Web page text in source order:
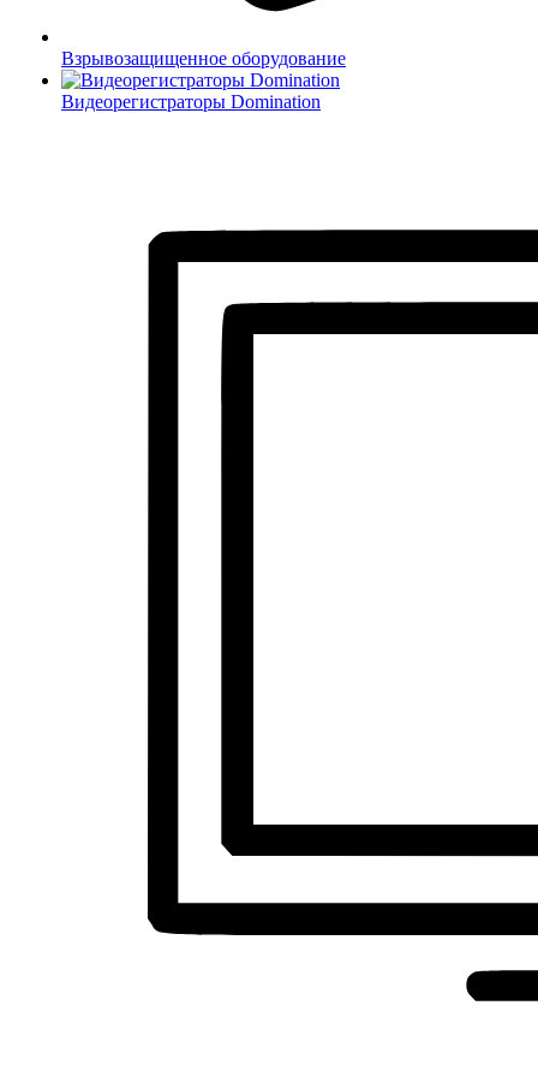
Взрывозащищенное оборудование
Видеорегистраторы Domination